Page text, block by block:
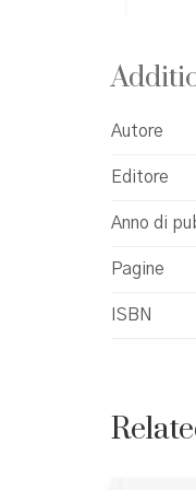
Autore
Editore
Anno di
Pagine
ISBN